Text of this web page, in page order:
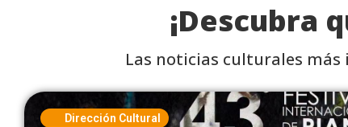
¡Descubra
Las noticias culturales